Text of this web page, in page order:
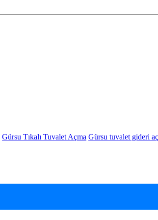
Gürsu Tıkalı Tuvalet Açma Gürsu tuvalet gideri